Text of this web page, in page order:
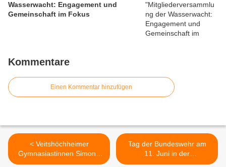
Wasserwacht: Engagement und
Gemeinschaft im Fokus
Kommentare
Einen Kommentar hinzufügen
< Veitshöchheimer
Gymnasiastinnen Simone
Bundschuh und Adela
Tag der Bundeswehr am
11. Juni in der
Veitshöchheimer Kaserne -